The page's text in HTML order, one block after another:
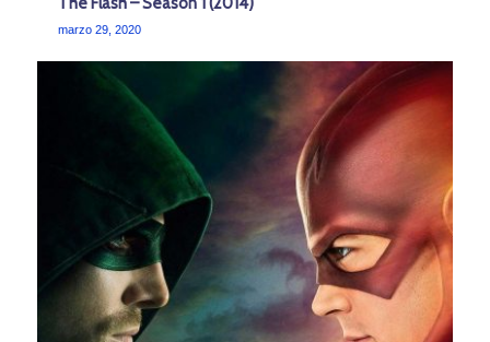
marzo 29, 2020